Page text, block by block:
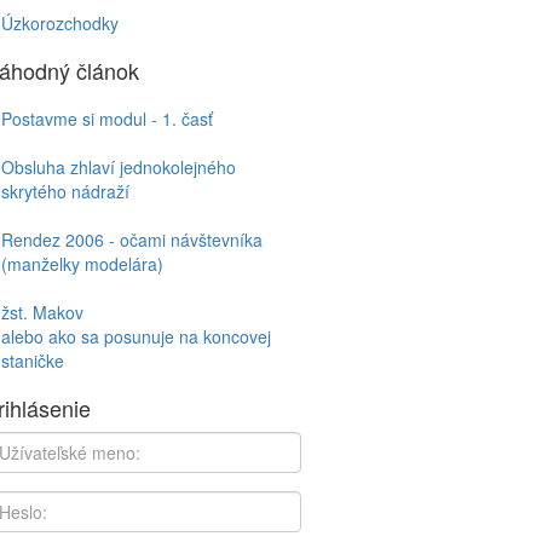
Úzkorozchodky
článok
Postavme si modul - 1. časť
Obsluha zhlaví jednokolejného
skrytého nádraží
Rendez 2006 - očami návštevníka
(manželky modelára)
žst. Makov
alebo ako sa posunuje na koncovej
staničke